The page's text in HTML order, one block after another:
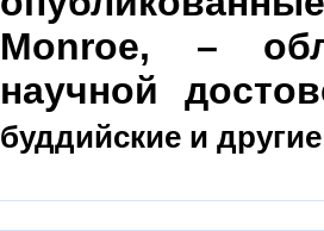
Monroe, –
научной
буддийские и